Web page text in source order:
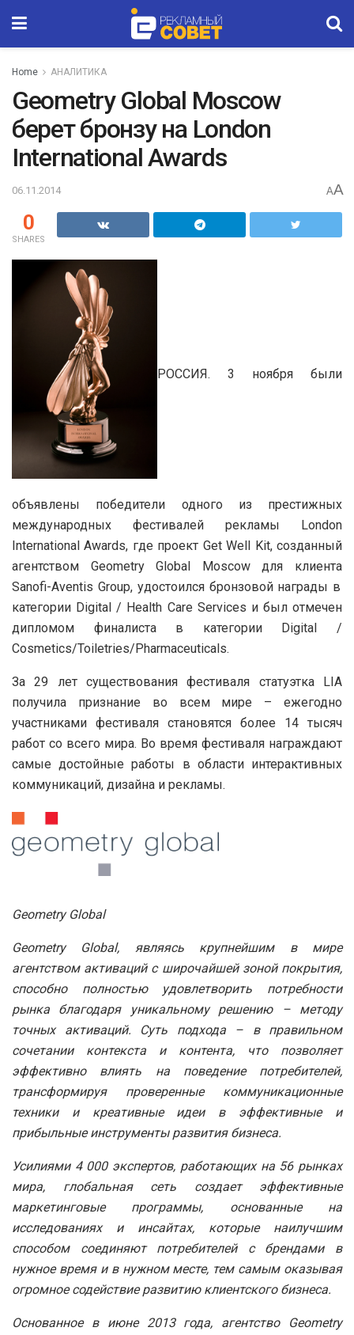
Home АНАЛИТИКА
Geometry Global Moscow
берет бронзу на London
International Awards
06.11.2014 AA
0
SHARES
РОССИЯ. 3 ноября были
объявлены победители одного из престижных
международных фестивалей рекламы
London
International Awards, где проект Get Well Kit,созданный
агентством Geometry Global Moscowдля клиента
Sanofi-Aventis Group, удостоился бронзовой награды в
категории Digital / Health Care Services и был отмечен
дипломом финалиста в категорииDigital /
Cosmetics/Toiletries/Pharmaceuticals.
За 29 лет существования фестиваля статуэтка LIA
получила признание во всем мире – ежегодно
участниками фестиваля становятся более 14 тысяч
работ со всего мира. Во время фестиваля награждают
самые достойные работы в области интерактивных
коммуникаций, дизайна и рекламы.
Geometry Global
Geometry Global, являясь крупнейшим в мире
агентством активаций с широчайшей зоной покрытия,
способно полностью удовлетворить потребности
рынка благодаря уникальному решению – методу
точных активаций. Суть подхода – в правильном
сочетании контекста и контента, что позволяет
эффективно влиять на поведение потребителей,
трансформируя проверенные коммуникационные
техники и креативные идеи в эффективные и
прибыльные инструменты развития бизнеса.
Усилиями 4 000 экспертов, работающих на 56 рынках
мира, глобальная сеть
создает эффективные
маркетинговые программы, основанные на
исследованиях и инсайтах, которые наилучшим
способом соединяют потребителей с брендами в
нужное время и в нужном месте, тем самым оказывая
огромное содействие развитию клиентского бизнеса.
Основанное в июне 2013 года, агентство Geometry